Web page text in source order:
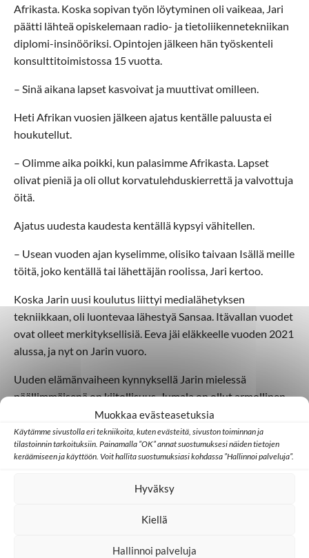
Muokkaa evästeasetuksia
Käytämme sivustolla eri tekniikoita, kuten evästeitä, sivuston toiminnan ja
tilastoinnin tarkoituksiin. Painamalla ”OK” annat suostumuksesi näiden tietojen
keräämiseen ja käyttöön. Voit hallita suostumuksiasi kohdassa ”Hallinnoi palveluja”.
Hyväksy
Kiellä
Hallinnoi palveluja
Afrikasta. Koska sopivan työn löytyminen oli vaikeaa, Jari
päätti lähteä opiskelemaan radio- ja tietoliikennetekniikan
diplomi-insinööriksi. Opintojen jälkeen hän työskenteli
konsulttitoimistossa 15 vuotta.
– Sinä aikana lapset kasvoivat ja muuttivat omilleen.
Heti Afrikan vuosien jälkeen ajatus kentälle paluusta ei
houkutellut.
– Olimme aika poikki, kun palasimme Afrikasta. Lapset
olivat pieniä ja oli ollut korvatulehduskierrettä ja valvottuja
öitä.
Ajatus uudesta kaudesta kentällä kypsyi vähitellen.
– Usean vuoden ajan kyselimme, olisiko taivaan Isällä meille
töitä, joko kentällä tai lähettäjän roolissa, Jari kertoo.
Koska Jarin uusi koulutus liittyi medialähetyksen
tekniikkaan, oli luontevaa lähestyä Sansaa. Itävallan vuodet
ovat olleet merkityksellisiä. Eeva jäi eläkkeelle vuoden 2021
alussa, ja nyt on Jarin vuoro.
Uuden elämänvaiheen kynnyksellä Jarin mielessä
päällimmäisenä on kiitollisuus. Jumala on ollut armollinen
ja uskollinen. Elämänsä vaiheita pohtiessaan hän toteaa,
että kaikki on mennyt niin kuin on pitänytkin.
Sari Savela
Sansa-lehdessä 2/2021